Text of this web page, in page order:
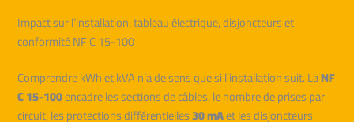
Impact sur l’installation: tableau électrique, disjoncteurs et
conformité NF C 15-100
Comprendre kWh et kVA n’a de sens que si l’installation suit. LaNF
C 15-100encadre les sections de câbles, le nombre de prises par
circuit, les protections différentielles30 mAet les disjoncteurs